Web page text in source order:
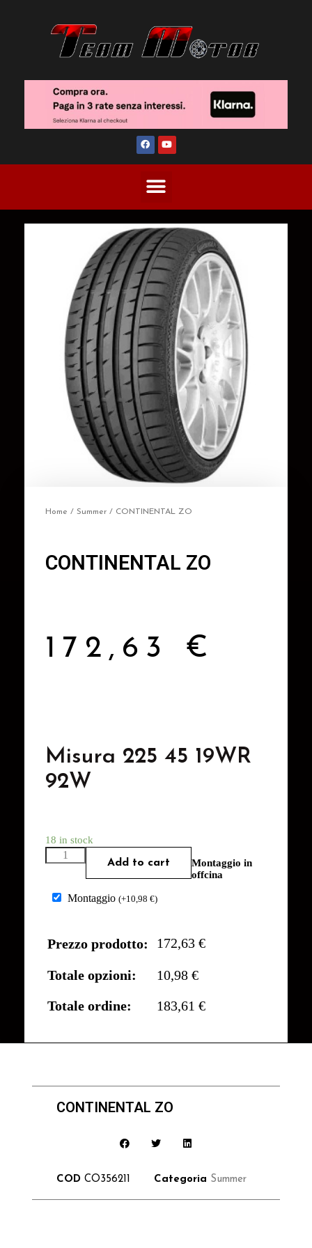
Home / Summer / CONTINENTAL ZO
CONTINENTAL ZO
172,63 €
Misura 225 45 19WR
92W
18 in stock
Add to cart
Montaggio in
offcina
Montaggio (+10,98 €)
Prezzo prodotto: 172,63 €
Totale opzioni:
10,98 €
Totale ordine:
183,61 €
CONTINENTAL ZO
COD CO356211 Categoria Summer